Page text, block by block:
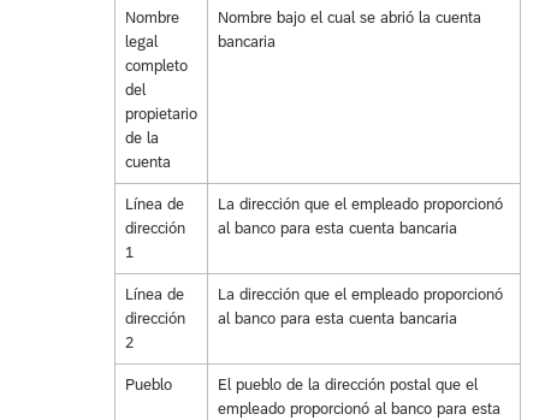
Nombre
legal
completo
del
propietario
de la
cuenta
Nombre bajo el cual se abrió la cuenta
bancaria
Línea de
dirección
1
La dirección que el empleado proporcionó
al banco para esta cuenta bancaria
Línea de
dirección
2
La dirección que el empleado proporcionó
al banco para esta cuenta bancaria
Pueblo
El pueblo de la dirección postal que el
empleado proporcionó al banco para esta